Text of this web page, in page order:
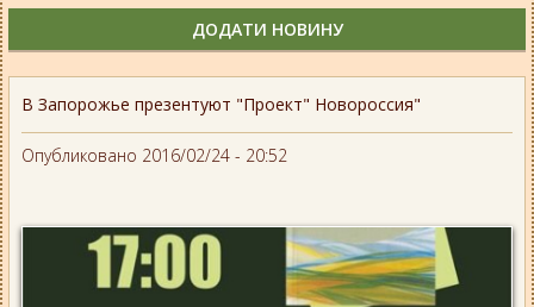
В Запорожье презентуют "Проект" Новороссия"
Опубликовано 2016/02/24 - 20:52
ДОДАТИ НОВИНУ